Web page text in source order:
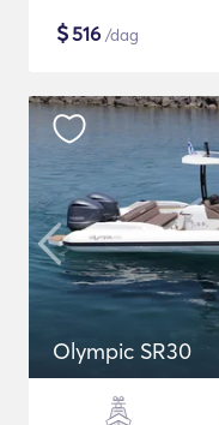
$516 /dag
Olympic SR30